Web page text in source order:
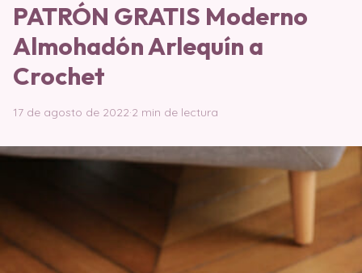
PATRÓN GRATIS Moderno
Almohadón Arlequín a
Crochet
17 de agosto de 2022·2 min de lectura